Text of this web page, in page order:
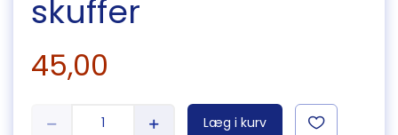
skuffer
45,00
Læg i kurv